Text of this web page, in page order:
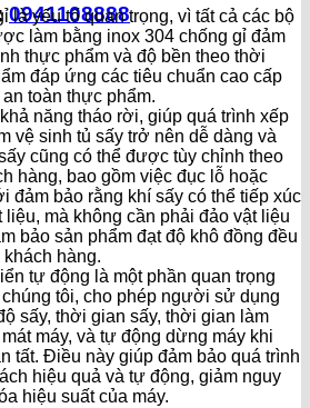
0941108888
là yếu tố quan trọng, vì tất cả các bộ
làm bằng inox 304 chống gỉ đảm
thực phẩm và độ bền theo thời
đáp ứng các tiêu chuẩn cao cấp
toàn thực phẩm.
năng tháo rời, giúp quá trình xếp
vệ sinh tủ sấy trở nên dễ dàng và
cũng có thể được tùy chỉnh theo
hàng, bao gồm việc đục lỗ hoặc
đảm bảo rằng khí sấy có thể tiếp xúc
liệu, mà không cần phải đảo vật liệu
bảo sản phẩm đạt độ khô đồng đều
hàng.
tự động là một phần quan trọng
tôi, cho phép người sử dụng
sấy, thời gian sấy, thời gian làm
máy, và tự động dừng máy khi
tất. Điều này giúp đảm bảo quá trình
hiệu quả và tự động, giảm nguy
hiệu suất của máy.